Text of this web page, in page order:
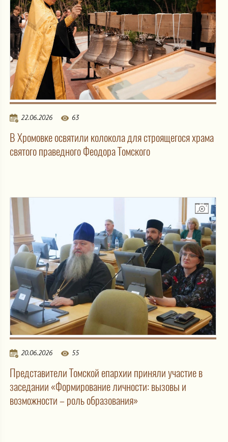
22.06.2026 63
В Хромовке освятили колокола для строящегося храма
святого праведного Феодора Томского
20.06.2026 55
Представители Томской епархии приняли участие в
заседании «Формирование личности: вызовы и
возможности – роль образования»